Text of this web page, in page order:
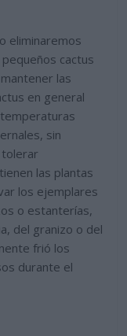
eliminaremos
cactus
las
en general
sin
las plantas
los ejemplares
o estanterías,
del granizo o del
frió los
durante el